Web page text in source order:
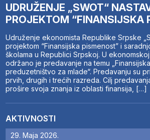
UDRUŽENJE „SWOT“
PROJEKTOM “FINANSIJSKA
Udruženje ekonomista Republike Srpske
projektom “Finansijska pismenost” i
školama u Republici Srpskoj. U ekonomskoj
održano je predavanje na temu
preduzetništvo za mlade“. Predavanju su
prvih, drugih i trećih razreda. Cilj
prošire svoja znanja iz oblasti finansija, […]
AKTIVNOSTI
29. Maja 2026.